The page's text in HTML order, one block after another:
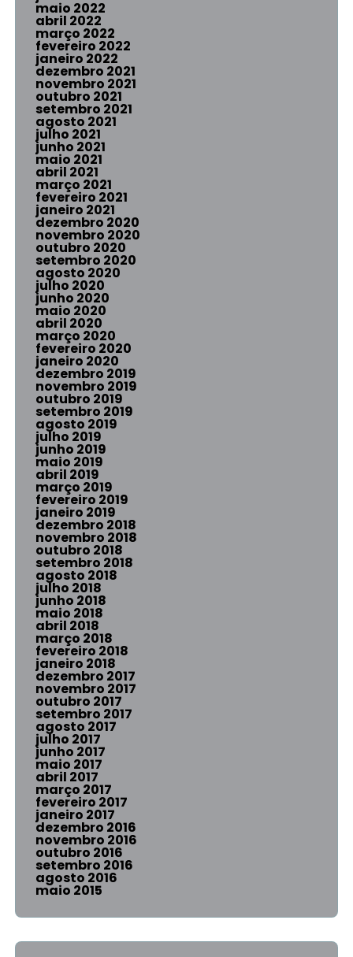
maio 2022
abril 2022
março 2022
fevereiro 2022
janeiro 2022
dezembro 2021
novembro 2021
outubro 2021
setembro 2021
agosto 2021
julho 2021
junho 2021
maio 2021
abril 2021
março 2021
fevereiro 2021
janeiro 2021
dezembro 2020
novembro 2020
outubro 2020
setembro 2020
agosto 2020
julho 2020
junho 2020
maio 2020
abril 2020
março 2020
fevereiro 2020
janeiro 2020
dezembro 2019
novembro 2019
outubro 2019
setembro 2019
agosto 2019
julho 2019
junho 2019
maio 2019
abril 2019
março 2019
fevereiro 2019
janeiro 2019
dezembro 2018
novembro 2018
outubro 2018
setembro 2018
agosto 2018
julho 2018
junho 2018
maio 2018
abril 2018
março 2018
fevereiro 2018
janeiro 2018
dezembro 2017
novembro 2017
outubro 2017
setembro 2017
agosto 2017
julho 2017
junho 2017
maio 2017
abril 2017
março 2017
fevereiro 2017
janeiro 2017
dezembro 2016
novembro 2016
outubro 2016
setembro 2016
agosto 2016
maio 2015